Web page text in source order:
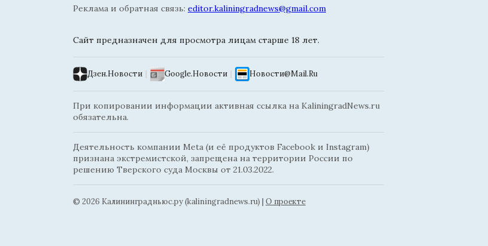
Реклама и обратная связь: editor.kaliningradnews@gmail.com
Сайт предназначен для просмотра лицам старше 18 лет.
Дзен.Новости | Google.Новости | Новости@Mail.Ru
При копировании информации активная ссылка на KaliningradNews.ru
обязательна.
Деятельность компании Meta (и её продуктов Facebook и Instagram)
признана экстремистской, запрещена на территории России по
решению Тверского суда Москвы от 21.03.2022.
© 2026 Калининградньюc.ру (kaliningradnews.ru) | О проекте